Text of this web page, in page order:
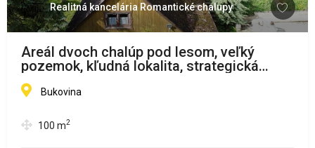
Realitná kancelária Romantické chalupy
Areál dvoch chalúp pod lesom, veľký
pozemok, kľudná lokalita, strategická
poloha - Liptov
Bukovina
100 m2